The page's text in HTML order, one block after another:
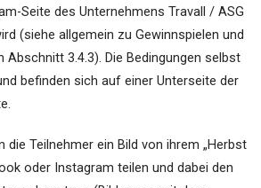
Seite des Unternehmens Travall / ASG
(siehe allgemein zu Gewinnspielen und
Abschnitt 3.4.3). Die Bedingungen selbst
befinden sich auf einer Unterseite der
die Teilnehmer ein Bild von ihrem „Herbst
oder Instagram teilen und dabei den